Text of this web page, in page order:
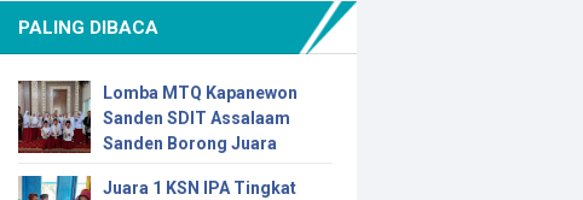
PALING DIBACA
Lomba MTQ Kapanewon
Sanden SDIT Assalaam
Sanden Borong Juara
Juara 1 KSN IPA Tingkat